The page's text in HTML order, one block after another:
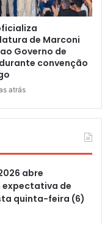
de Marconi
Governo de
convenção
atrás
abre
de
quinta-feira (6)